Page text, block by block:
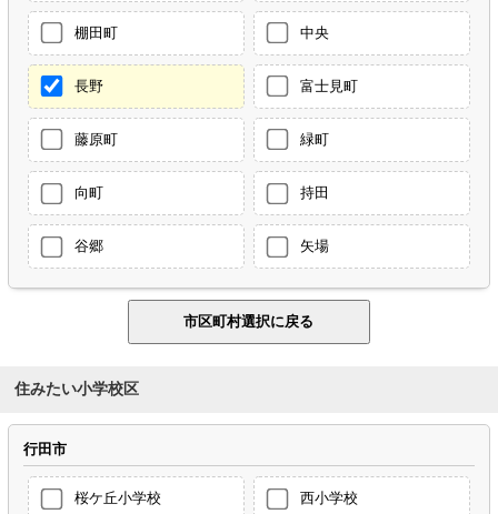
棚田町 中央
長野 富士見町
藤原町 緑町
向町 持田
谷郷 矢場
住みたい小学校区
行田市
桜ケ丘小学校 西小学校